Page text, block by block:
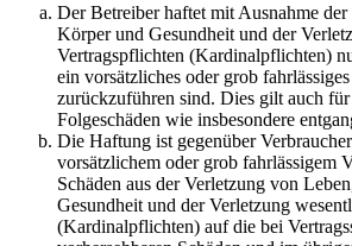
Der Betreiber haftet mit Ausnahme
Körper und Gesundheit und der
Vertragspflichten (Kardinalpflichten)
ein vorsätzliches oder grob
zurückzuführen sind. Dies gilt auch
Folgeschäden wie insbesondere
Die Haftung ist gegenüber
vorsätzlichem oder grob fahrlässigem
Schäden aus der Verletzung von
Gesundheit und der Verletzung
(Kardinalpflichten) auf die bei